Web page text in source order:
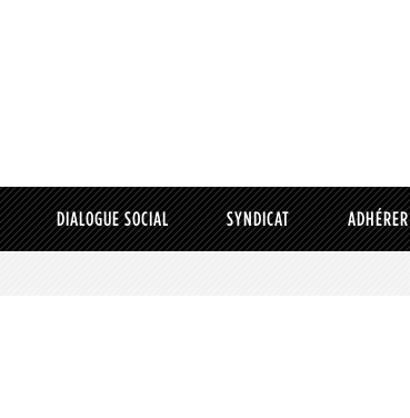
DIALOGUE SOCIAL SYNDICAT ADHÉRER